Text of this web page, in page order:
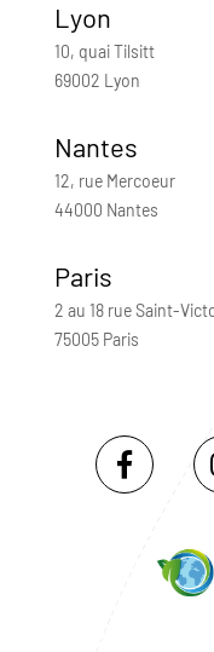
Lyon
10, quai Tilsitt
69002 Lyon
Nantes
12, rue Mercoeur
44000 Nantes
Paris
2 au 18 rue Saint-
75005 Paris